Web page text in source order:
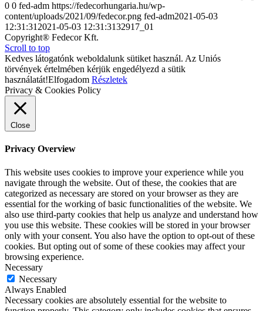
0 0 fed-adm https://fedecorhungaria.hu/wp-
content/uploads/2021/09/fedecor.png fed-adm2021-05-03
12:31:31 2021-05-03 12:31:3132917_01
Copyright® Fedecor Kft.
Scroll to top
Kedves látogatónk weboldalunk sütiket használ. Az Uniós
törvények értelmében kérjük engedélyezd a sütik
használatát!Elfogadom Részletek
Privacy & Cookies Policy
Close
Privacy Overview
This website uses cookies to improve your experience while you
navigate through the website. Out of these, the cookies that are
categorized as necessary are stored on your browser as they are
essential for the working of basic functionalities of the website. We
also use third-party cookies that help us analyze and understand how
you use this website. These cookies will be stored in your browser
only with your consent. You also have the option to opt-out of these
cookies. But opting out of some of these cookies may affect your
browsing experience.
Necessary
Necessary
Always Enabled
Necessary cookies are absolutely essential for the website to